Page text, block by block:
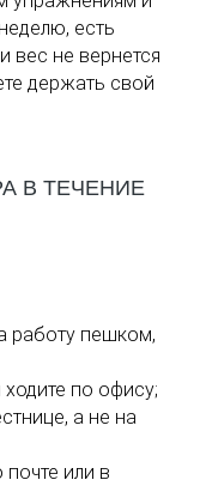
есть
вес не вернется
держать свой
В ТЕЧЕНИЕ
работу пешком,
по офису;
а не на
или в